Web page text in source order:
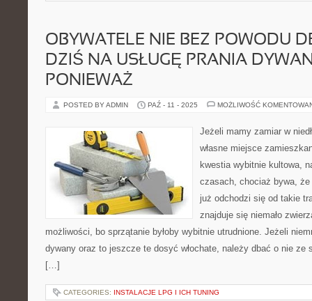
OBYWATELE NIE BEZ POWODU
DZIŚ NA USŁUGĘ PRANIA
PONIEWAŻ
POSTED BY ADMIN PAŹ - 11 - 2025 MOŻLIWOŚĆ
Jeżeli mamy zamiar w
własne miejsce
kwestia wybitnie kultowa,
czasach, chociaż bywa,
już odchodzi się od takie
znajduje się niemało
możliwości, bo sprzątanie byłoby wybitnie utrudnione. Jeżeli
dywany oraz to jeszcze te dosyć włochate, należy dbać o nie ze
[…]
CATEGORIES: INSTALACJE LPG I ICH TUNING